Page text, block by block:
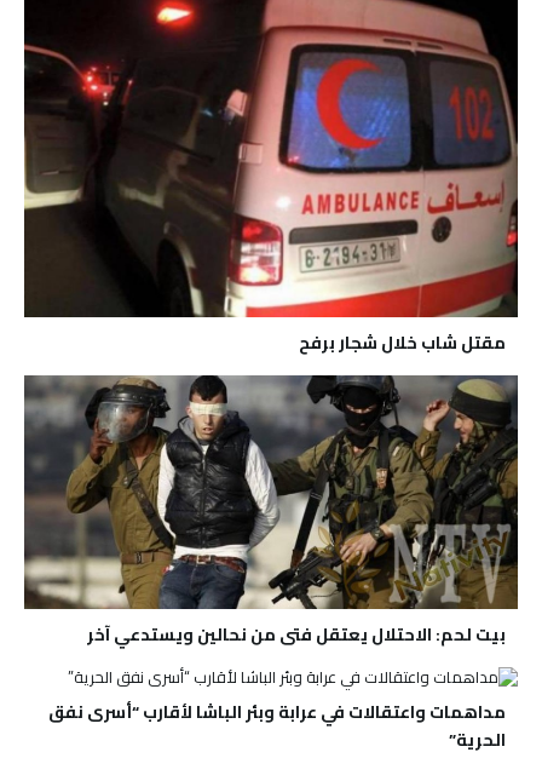
مقتل شاب خلال شجار برفح
بيت لحم: الاحتلال يعتقل فتى من نحالين ويستدعي آخر
مداهمات واعتقالات في عرابة وبئر الباشا لأقارب “أسرى نفق
الحرية”